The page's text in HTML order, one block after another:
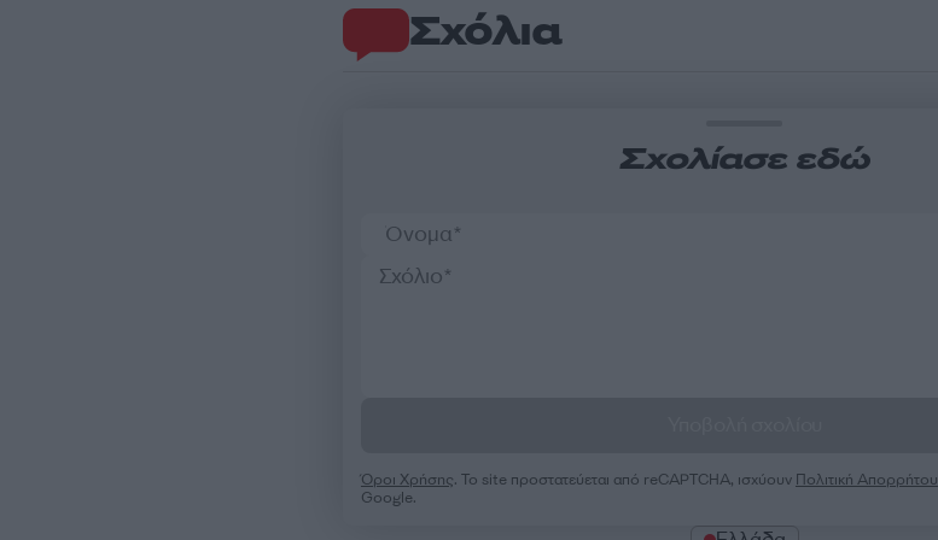
Σχόλια
Σχολίασε εδώ
Όροι Χρήσης. Το site προστατεύεται από reCAPTCHA, ισχύουν Πολιτική Απορρήτου
Google.